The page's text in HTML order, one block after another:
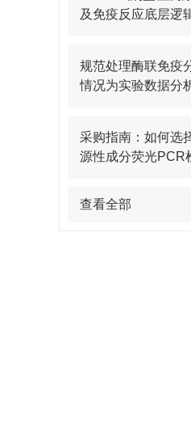
及免疫反应底层逻
规范处理酶联免疫
情况为实验数据分
采购指南：如何选
源性成分荧光PCR
查看全部